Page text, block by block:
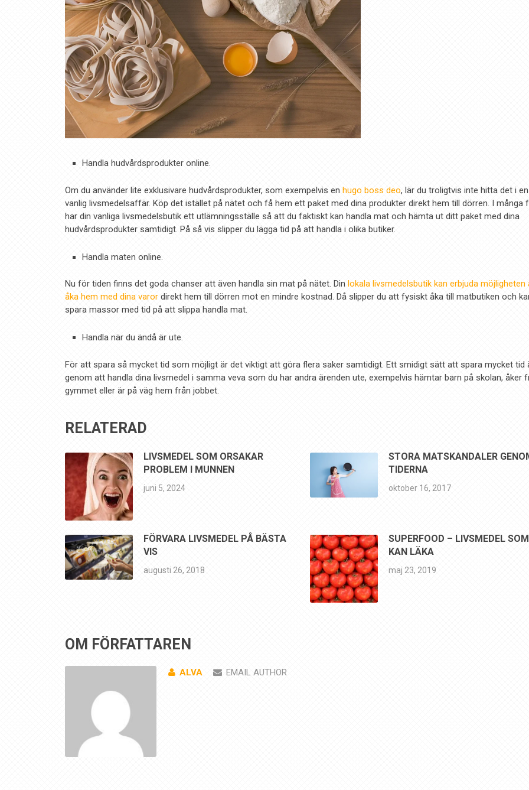
Handla hudvårdsprodukter online.
Om du använder lite exklusivare hudvårdsprodukter, som exempelvis en hugo boss deo, lär du troligtvis inte hitta det i en
vanlig livsmedelsaffär. Köp det istället på nätet och få hem ett paket med dina produkter direkt hem till dörren. I många
har din vanliga livsmedelsbutik ett utlämningsställe så att du faktiskt kan handla mat och hämta ut ditt paket med dina
hudvårdsprodukter samtidigt. På så vis slipper du lägga tid på att handla i olika butiker.
Handla maten online.
Nu för tiden finns det goda chanser att även handla sin mat på nätet. Din lokala livsmedelsbutik kan erbjuda möjligheten
åka hem med dina varor direkt hem till dörren mot en mindre kostnad. Då slipper du att fysiskt åka till matbutiken och
spara massor med tid på att slippa handla mat.
Handla när du ändå är ute.
För att spara så mycket tid som möjligt är det viktigt att göra flera saker samtidigt. Ett smidigt sätt att spara mycket tid
genom att handla dina livsmedel i samma veva som du har andra ärenden ute, exempelvis hämtar barn på skolan, åker
gymmet eller är på väg hem från jobbet.
RELATERAD
LIVSMEDEL SOM ORSAKAR
PROBLEM I MUNNEN
juni 5, 2024
STORA MATSKANDALER
TIDERNA
oktober 16, 2017
FÖRVARA LIVSMEDEL PÅ BÄSTA
VIS
augusti 26, 2018
SUPERFOOD – LIVSMEDEL SOM
KAN LÄKA
maj 23, 2019
OM FÖRFATTAREN
ALVA EMAIL AUTHOR